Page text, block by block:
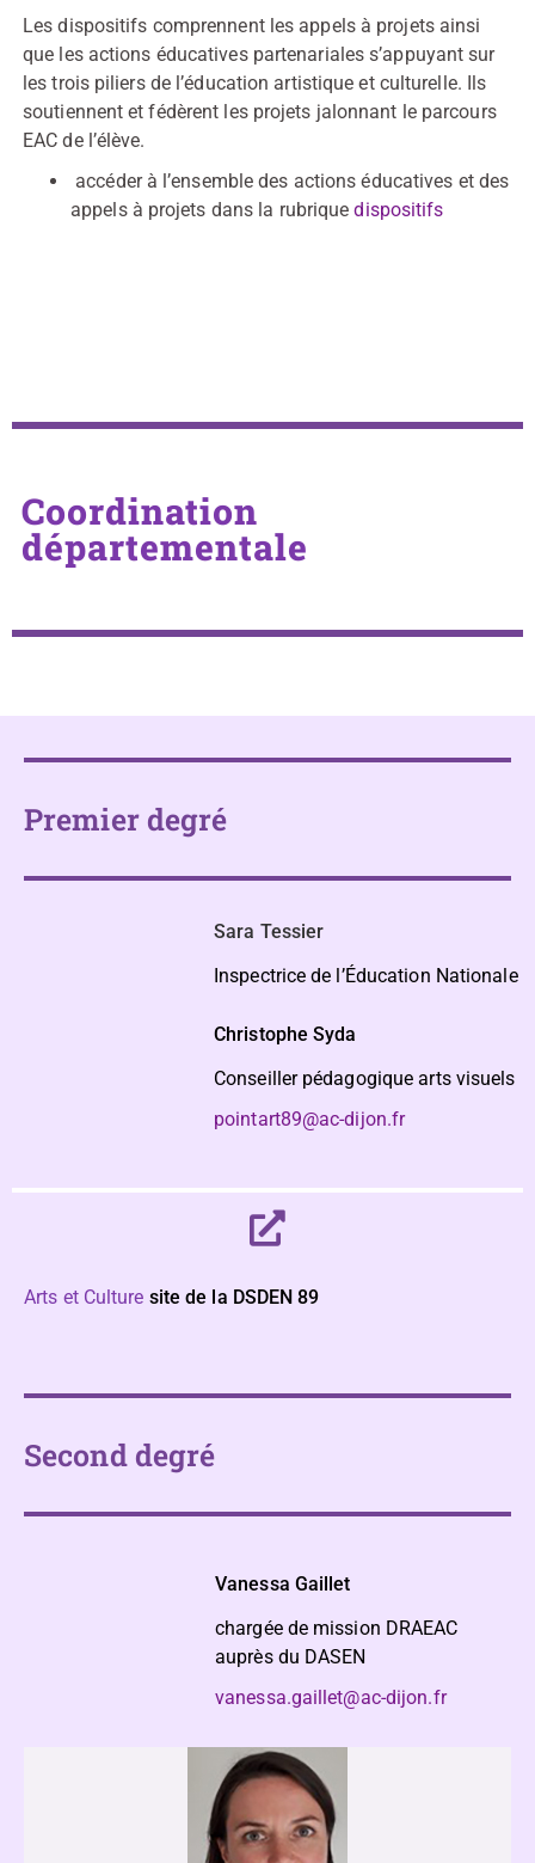
Les dispositifs comprennent les appels à projets ainsi
que les actions éducatives partenariales s’appuyant sur
les trois piliers de l’éducation artistique et culturelle. Ils
soutiennent et fédèrent les projets jalonnant le parcours
EAC de l’élève.
accéder à l’ensemble des actions éducatives et des
appels à projets dans la rubriquedispositifs
Coordination
départementale
Premier degré
Sara Tessier
Inspectrice de l’Éducation Nationale
Christophe Syda
Conseiller pédagogique arts visuels
pointart89@ac-dijon.fr
Arts et Culture site de la DSDEN 89
Second degré
Vanessa Gaillet
chargée de mission DRAEAC
auprès du DASEN
vanessa.gaillet@ac-dijon.fr